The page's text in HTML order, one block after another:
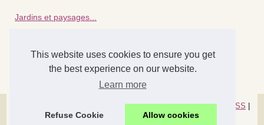
This website uses cookies to ensure you get
the best experience on our website.
Learn more
Refuse Cookie Allow cookies
Jardins et paysages...
Détente assurée : séjour...
Découvrir portail|Cookies Policy RSS
Dotclear © 2003-2026